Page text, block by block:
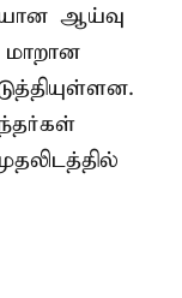
ஆய்வு